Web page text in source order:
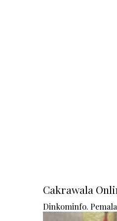
Cakrawala
Dinkominfo.